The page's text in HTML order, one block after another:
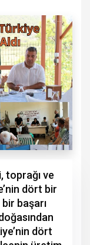
toprağı ve
dört bir
başarı
dört